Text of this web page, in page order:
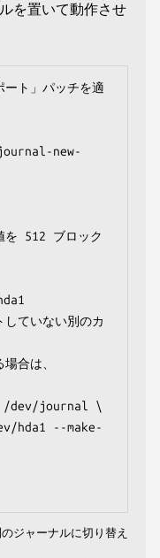
置いて動作させ
ート」パッチを適
new-
を 512 ブロック
ていない別のカ
合は、
/dev/journal \
ャーナルに切り替え